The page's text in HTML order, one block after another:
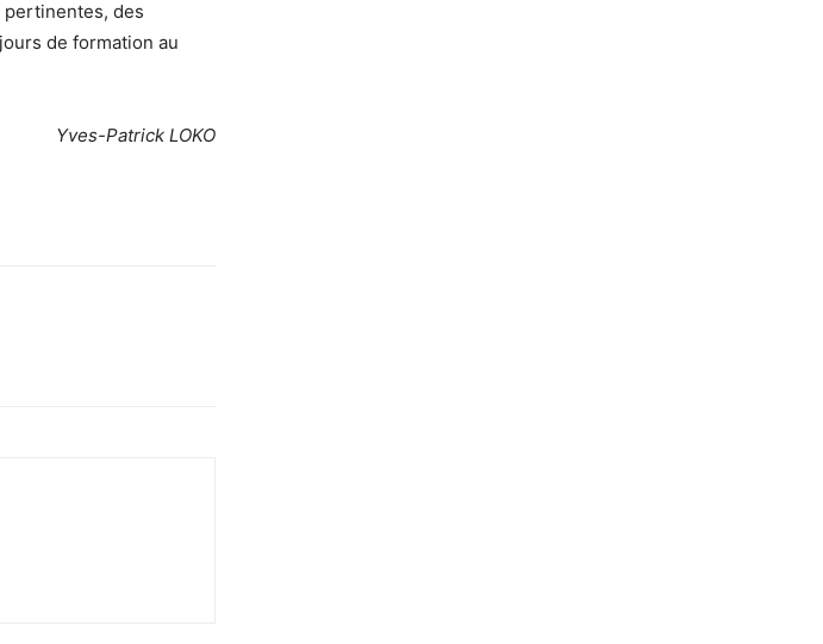
pertinentes, des
de formation au
Yves-Patrick LOKO